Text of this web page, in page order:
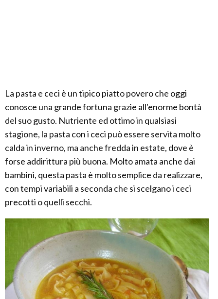
La pasta e ceci è un tipico piatto povero che oggi
conosce una grande fortuna grazie all'enorme bontà
del suo gusto. Nutriente ed ottimo in qualsiasi
stagione, la pasta con i ceci può essere servita molto
calda in inverno, ma anche fredda in estate, dove è
forse addirittura più buona. Molto amata anche dai
bambini, questa pasta è molto semplice da realizzare,
con tempi variabili a seconda che si scelgano i ceci
precotti o quelli secchi.